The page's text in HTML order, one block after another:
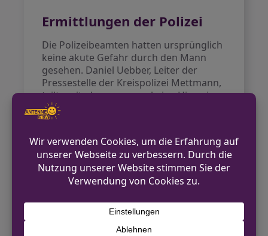
Ermittlungen der Polizei
Die Polizeibeamten hatten ursprünglich
keine akute Gefahr durch den Mann
gesehen. Daniel Uebber, Leiter der
Pressestelle der Kreispolizei Mettmann,
teilte mit, dass es zuvor keine Hinweise
für eine öffentliche Fahndung gegeben
hatte. Dennoch gab es laut
dass der 41-Jährige sich nach seiner
Flucht in Bonn aufhielt, wo er
persönliche Kontakte hatte.
Details zum Vorfall wurden bislang nicht